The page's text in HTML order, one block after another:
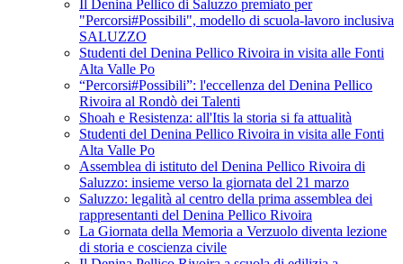
Il Denina Pellico di Saluzzo premiato per
"Percorsi#Possibili", modello di scuola-lavoro inclusiva
SALUZZO
Studenti del Denina Pellico Rivoira in visita alle Fonti
Alta Valle Po
“Percorsi#Possibili”: l'eccellenza del Denina Pellico
Rivoira al Rondò dei Talenti
Shoah e Resistenza: all'Itis la storia si fa attualità
Studenti del Denina Pellico Rivoira in visita alle Fonti
Alta Valle Po
Assemblea di istituto del Denina Pellico Rivoira di
Saluzzo: insieme verso la giornata del 21 marzo
Saluzzo: legalità al centro della prima assemblea dei
rappresentanti del Denina Pellico Rivoira
La Giornata della Memoria a Verzuolo diventa lezione
di storia e coscienza civile